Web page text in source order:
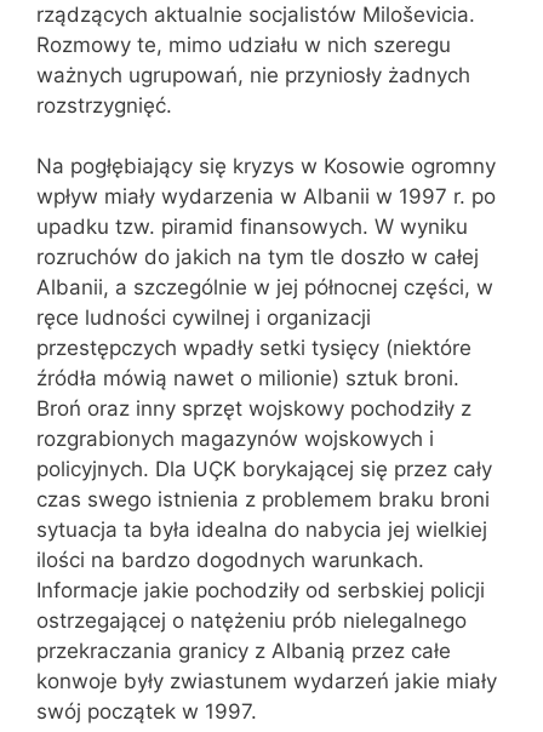
rządzących aktualnie socjalistów Miloševicia.
Rozmowy te, mimo udziału w nich szeregu
ważnych ugrupowań, nie przyniosły żadnych
rozstrzygnięć.
Na pogłębiający się kryzys w Kosowie ogromny
wpływ miały wydarzenia w Albanii w 1997 r. po
upadku tzw. piramid finansowych. W wyniku
rozruchów do jakich na tym tle doszło w całej
Albanii, a szczególnie w jej północnej części, w
ręce ludności cywilnej i organizacji
przestępczych wpadły setki tysięcy (niektóre
źródła mówią nawet o milionie) sztuk broni.
Broń oraz inny sprzęt wojskowy pochodziły z
rozgrabionych magazynów wojskowych i
policyjnych. Dla UÇK borykającej się przez cały
czas swego istnienia z problemem braku broni
sytuacja ta była idealna do nabycia jej wielkiej
ilości na bardzo dogodnych warunkach.
Informacje jakie pochodziły od serbskiej policji
ostrzegającej o natężeniu prób nielegalnego
przekraczania granicy z Albanią przez całe
konwoje były zwiastunem wydarzeń jakie miały
swój początek w 1997.